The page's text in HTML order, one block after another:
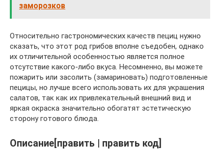
заморозков
Относительно гастрономических качеств пециц нужно
сказать, что этот род грибов вполне съедобен, однако
их отличительной особенностью является полное
отсутствие какого-либо вкуса. Несомненно, вы можете
пожарить или засолить (замариновать) подготовленные
пецицы, но лучше всего использовать их для украшения
салатов, так как их привлекательный внешний вид и
яркая окраска значительно обогатят эстетическую
сторону готового блюда.
Описание[править | править код]